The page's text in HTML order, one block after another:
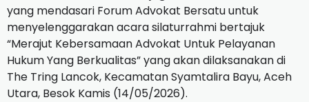
yang mendasari Forum Advokat Bersatu untuk
menyelenggarakan acara silaturrahmi bertajuk
“Merajut Kebersamaan Advokat Untuk Pelayanan
Hukum Yang Berkualitas” yang akan dilaksanakan di
The Tring Lancok, Kecamatan Syamtalira Bayu, Aceh
Utara, Besok Kamis (14/05/2026).